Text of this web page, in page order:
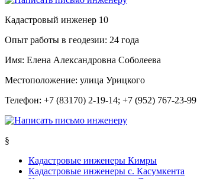
Кадастровый инженер 10
Опыт работы в геодезии: 24 года
Имя: Елена Александровна Соболеева
Местоположение: улица Урицкого
Телефон: +7 (83170) 2-19-14; +7 (952) 767-23-99
§
Кадастровые инженеры Кимры
Кадастровые инженеры с. Касумкента